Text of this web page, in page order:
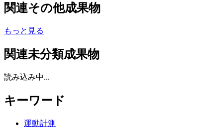
関連その他成果物
もっと見る
関連未分類成果物
読み込み中...
キーワード
運動計測